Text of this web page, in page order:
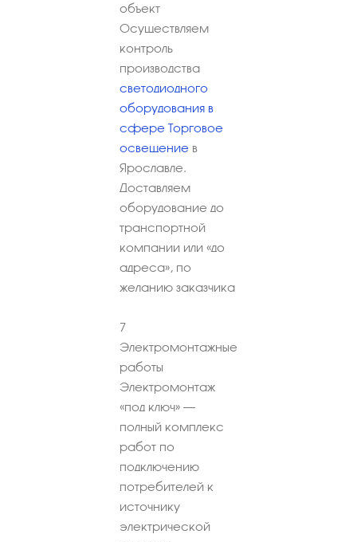
объект
Осуществляем
контроль
производства
светодиодного
оборудования в
сфере Торговое
освещение в
Ярославле.
Доставляем
оборудование до
транспортной
компании или «до
адреса», по
желанию заказчика
7
Электромонтажные
работы
Электромонтаж
«под ключ» –
полный комплекс
работ по
подключению
потребителей к
источнику
электрической